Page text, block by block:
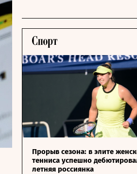
Прорыв сезона: в элите
тенниса успешно
летняя россиянка